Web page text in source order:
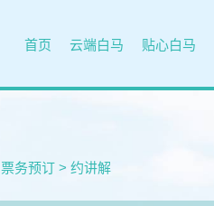
首页 云端白马 贴心白马
票务预订 > 约讲解